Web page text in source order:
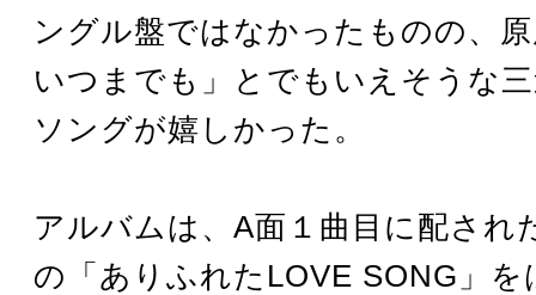
ングル盤ではなかったものの、
いつまでも」とでもいえそうな
ソングが嬉しかった。
アルバムは、A面１曲目に配され
の「ありふれたLOVE SONG」を